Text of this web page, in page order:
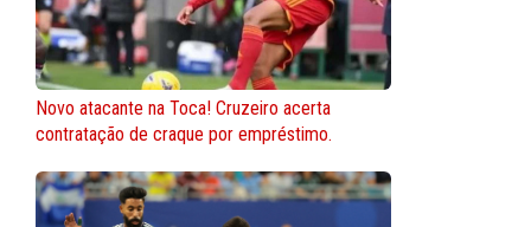
Novo atacante na Toca! Cruzeiro acerta
contratação de craque por empréstimo.